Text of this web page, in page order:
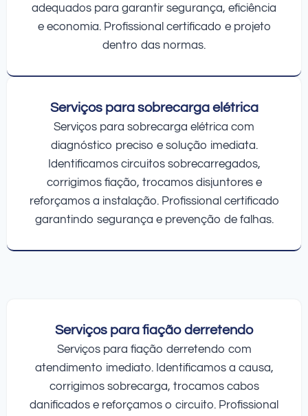
adequados para garantir segurança, eficiência
e economia. Profissional certificado e projeto
dentro das normas.
Serviços para sobrecarga elétrica
Serviços para sobrecarga elétrica com
diagnóstico preciso e solução imediata.
Identificamos circuitos sobrecarregados,
corrigimos fiação, trocamos disjuntores e
reforçamos a instalação. Profissional certificado
garantindo segurança e prevenção de falhas.
Serviços para fiação derretendo
Serviços para fiação derretendo com
atendimento imediato. Identificamos a causa,
corrigimos sobrecarga, trocamos cabos
danificados e reforçamos o circuito. Profissional